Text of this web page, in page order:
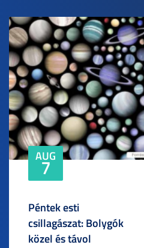
AUG
7
Péntek esti
csillagászat: Bolygók
közel és távol